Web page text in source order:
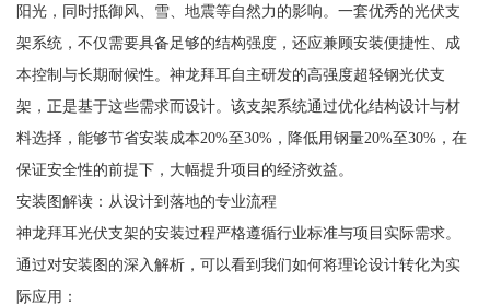
阳光，同时抵御风、雪、地震等自然力的影响。一套优秀的光伏支
架系统，不仅需要具备足够的结构强度，还应兼顾安装便捷性、成
本控制与长期耐候性。神龙拜耳自主研发的高强度超轻钢光伏支
架，正是基于这些需求而设计。该支架系统通过优化结构设计与材
料选择，能够节省安装成本20%至30%，降低用钢量20%至30%，在
保证安全性的前提下，大幅提升项目的经济效益。
安装图解读：从设计到落地的专业流程
神龙拜耳光伏支架的安装过程严格遵循行业标准与项目实际需求。
通过对安装图的深入解析，可以看到我们如何将理论设计转化为实
际应用：